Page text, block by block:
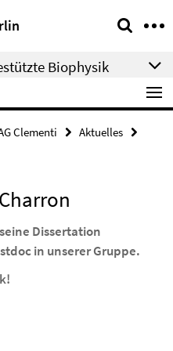
Biophysik
Clementi
Aktuelles
Dissertation
in unserer Gruppe.